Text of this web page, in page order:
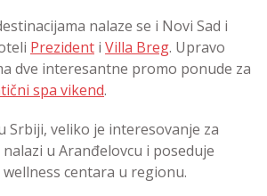
nalaze se i Novi Sad i
Prezident i Villa Breg. Upravo
dve interesantne promo ponude za
spa vikend.
Srbiji, veliko je interesovanje za
nalazi u Aranđelovcu i poseduje
centara u regionu.